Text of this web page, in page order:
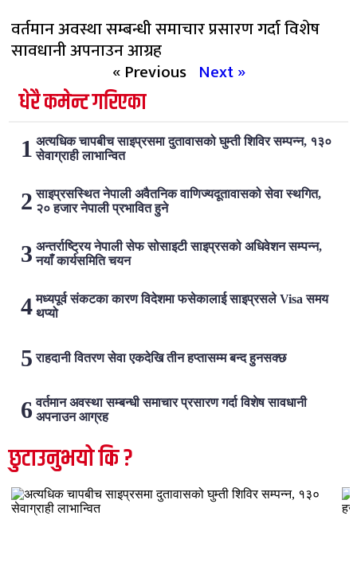
वर्तमान अवस्था सम्बन्धी समाचार प्रसारण गर्दा विशेष
सावधानी अपनाउन आग्रह
« Previous Next »
धेरै कमेन्ट गरिएका
अत्यधिक चापबीच साइप्रसमा दुतावासको घुम्ती शिविर सम्पन्न, १३०
सेवाग्राही लाभान्वित
साइप्रसस्थित नेपाली अवैतनिक वाणिज्यदूतावासको सेवा स्थगित,
२० हजार नेपाली प्रभावित हुने
अन्तर्राष्ट्रिय नेपाली सेफ सोसाइटी साइप्रसको अधिवेशन सम्पन्न,
नयाँ कार्यसमिति चयन
मध्यपूर्व संकटका कारण विदेशमा फसेकालाई साइप्रसले Visa समय
थप्यो
राहदानी वितरण सेवा एकदेखि तीन हप्तासम्म बन्द हुनसक्छ
वर्तमान अवस्था सम्बन्धी समाचार प्रसारण गर्दा विशेष सावधानी
अपनाउन आग्रह
छुटाउनुभयो कि ?